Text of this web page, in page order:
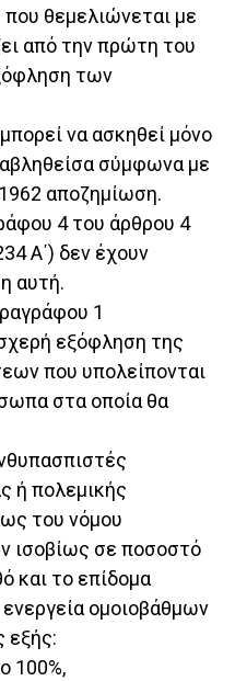
θεμελιώνεται με
από την πρώτη του
των
να ασκηθεί μόνο
σύμφωνα με
αποζημίωση.
4 του άρθρου 4
Α΄) δεν έχουν
αυτή.
1
εξόφληση της
που υπολείπονται
στα οποία θα
ή πολεμικής
του νόμου
ισοβίως σε ποσοστό
και το επίδομα
ομοιοβάθμων
εξής:
100%,